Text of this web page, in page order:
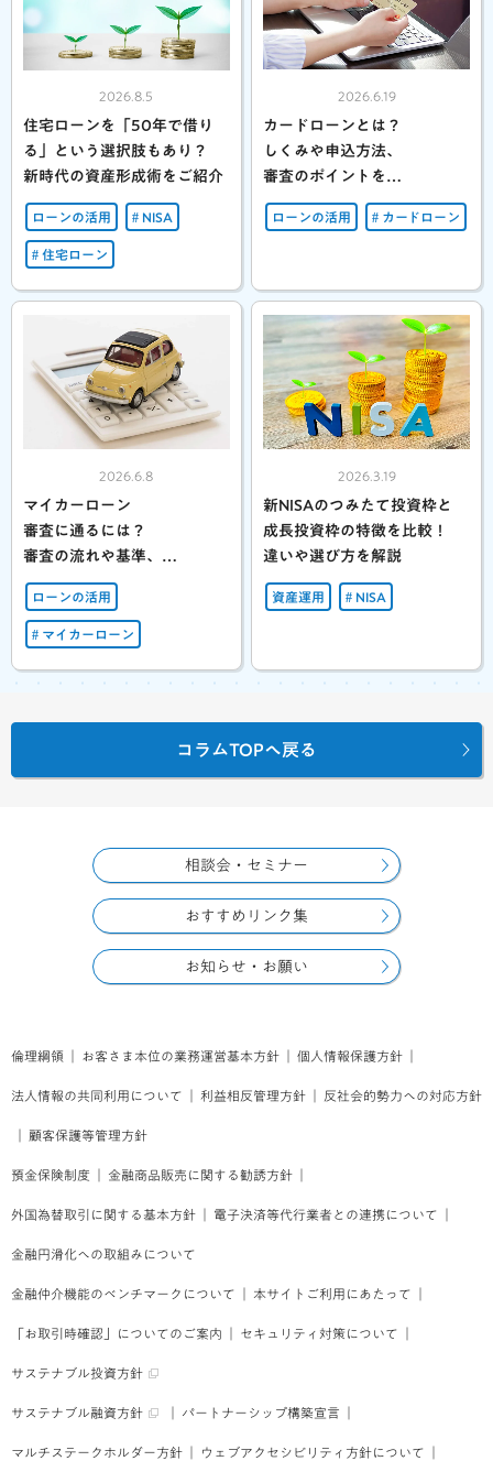
2026.8.5
住宅ローンを「50年で借り
る」という選択肢もあり？
新時代の資産形成術をご紹介
ローンの活用 NISA
住宅ローン
2026.6.19
カードローンとは？
しくみや申込方法、
審査のポイントを
わかりやすく解説
ローンの活用 カードローン
2026.6.8
マイカーローン
審査に通るには？
審査の流れや基準、
注意点を解説
ローンの活用
マイカーローン
2026.3.19
新NISAのつみたて投資枠と
成長投資枠の特徴を比較！
違いや選び方を解説
資産運用 NISA
コラムTOPへ戻る
相談会・セミナー
おすすめリンク集
お知らせ・お願い
倫理綱領 お客さま本位の業務運営基本方針 個人情報保護方針
法人情報の共同利用について 利益相反管理方針 反社会的勢力への対応方針
顧客保護等管理方針
預金保険制度 金融商品販売に関する勧誘方針
外国為替取引に関する基本方針 電子決済等代行業者との連携について
金融円滑化への取組みについて
金融仲介機能のベンチマークについて 本サイトご利用にあたって
「お取引時確認」についてのご案内 セキュリティ対策について
サステナブル投資方針
サステナブル融資方針 パートナーシップ構築宣言
マルチステークホルダー方針 ウェブアクセシビリティ方針について